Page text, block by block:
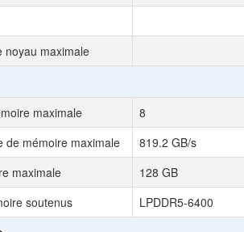
noyau maximale
maximale 8
de mémoire maximale
819.2 GB/s
maximale
128 GB
soutenus
LPDDR5-6400